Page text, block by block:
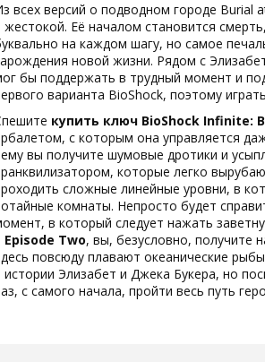
всех версий о подводном городе Burial
жестокой. Её началом становится
на каждом шагу, но самое
новой жизни. Рядом с
бы поддержать в трудный момент и
варианта BioShock, поэтому
купить ключ BioShock Infinite:
с которым она управляется
вы получите шумовые дротики и
которые легко
сложные линейные уровни, в
комнаты. Непросто будет
в который следует нажать
Episode Two, вы, безусловно, получите
повсюду плавают океанические
истории Элизабет и Джека Букера, но
с самого начала, пройти весь путь